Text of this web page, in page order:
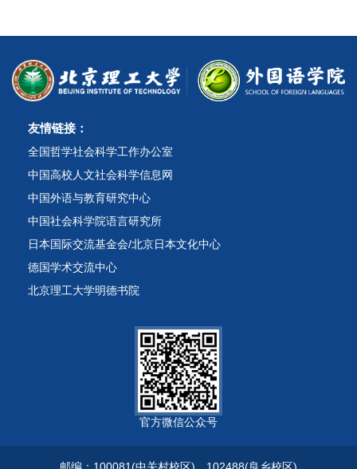
友情链接：
全国哲学社会科学工作办公室
中国高校人文社会科学信息网
中国外语与教育研究中心
中国社会科学院语言研究所
日本国际交流基金会/北京日本文化中心
德国学术交流中心
北京理工大学明德书院
官方微信公众号
邮编：100081(中关村校区)、102488(良乡校区)